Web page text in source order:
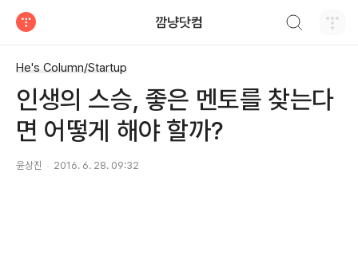
깜냥닷컴
He's Column/Startup
인생의 스승, 좋은 멘토를 찾는다
면 어떻게 해야 할까?
윤상진 2016. 6. 28. 09:32